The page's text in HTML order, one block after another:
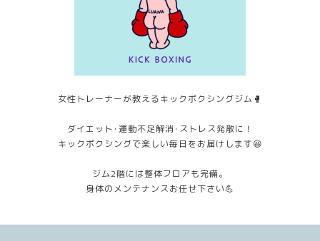
女性トレーナーが教えるキックボクシングジム🥊
ダイエット･運動不足解消･ストレス発散に！
キックボクシングで楽しい毎日をお届けします😆
ジム2階には整体フロアも完備。
身体のメンテナンスお任せ下さい💪